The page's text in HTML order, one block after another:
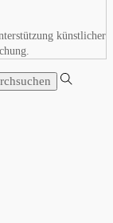
künstlicher